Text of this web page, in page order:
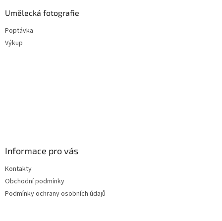
Umělecká fotografie
Poptávka
Výkup
Informace pro vás
Kontakty
Obchodní podmínky
Podmínky ochrany osobních údajů